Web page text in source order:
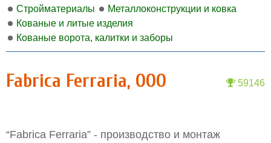
Стройматериалы
Металлоконструкции и ковка
Кованые и литые изделия
Кованые ворота, калитки и заборы
59146
Fabrica Ferraria, ООО
“Fabrica Ferraria” - производство и монтаж